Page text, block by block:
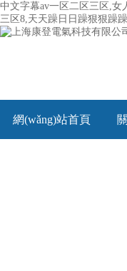
中文字幕av一区二区三区,
三区8,天天躁日日躁狠狠躁
網(wǎng)站首頁